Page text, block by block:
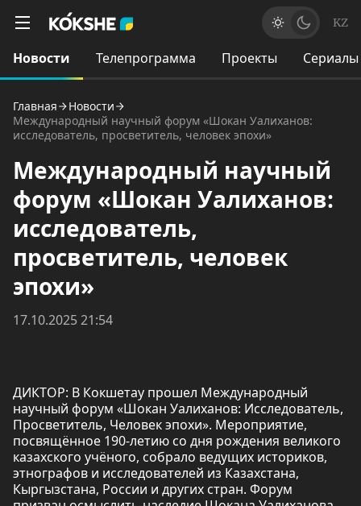
KZ
Новости Телепрограмма Проекты Сериалы
Главная
Новости
Международный научный форум «Шокан Уалиханов:
исследователь, просветитель, человек эпохи»
Международный научный
форум «Шокан Уалиханов:
исследователь,
просветитель, человек
эпохи»
17.10.2025 21:54
ДИКТОР: В Кокшетау прошел Международный
научный форум «Шокан Уалиханов: Исследователь,
Просветитель, Человек эпохи». Мероприятие,
посвящённое 190-летию со дня рождения великого
казахского учёного, собрало ведущих историков,
этнографов и исследователей из Казахстана,
Кыргызстана, России и других стран. Форум